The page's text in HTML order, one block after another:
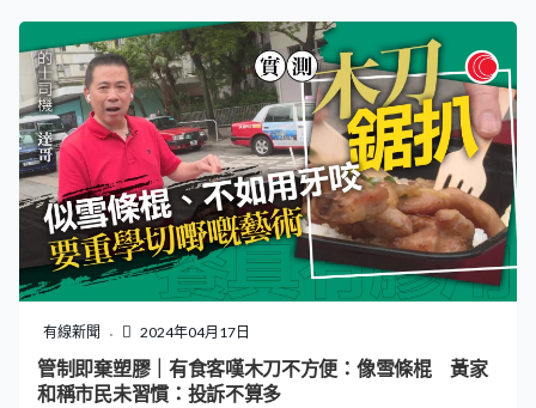
這間小店應有盡有，但隨着即棄塑膠管制實施，這些塑膠
用品很快要走進歷史。張健龍：「一定會不能完全清貨，
做生意一定有貨尾，貨尾就是損失，大家都用不到，唯有
棄置堆填區，無辦法。可以回收的盡量回收，我都不想，
我是真金白銀買回來。」 負責人3月份就適應期內可否出
售剩餘的膠餐具曾向環保署查詢，環保署之後回覆說「盡
量不要」。 要保着爸爸傳承下來的小店，龍哥都要想辦法
走塑轉型，幾個月前引入環保餐具「試水溫」，售價較膠
餐具貴一倍，但反應一般。新法例下，非本地的網上平台
不受規管，意味市民仍可從淘寶等內地或海外平台，繼續
購入傳統膠餐具。張健龍：「很多人都感覺不合理，我沒
有辦法，制定法例的人不是我。」 環保署說法例只針對製
造、銷售或供應即棄塑膠的行為，一般市民不會因購買及
有線新聞 2024年04月17日
管制即棄塑膠｜有食客嘆木刀不方便：像雪條棍 黃家
和稱市民未習慣：投訴不算多